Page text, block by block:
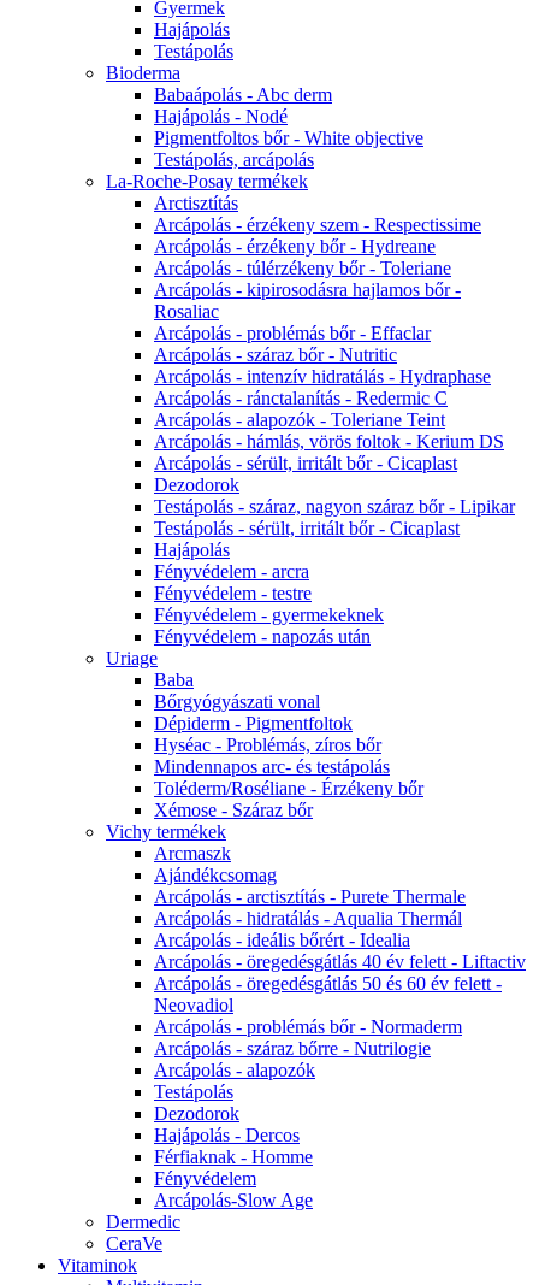
Gyermek
Hajápolás
Testápolás
Bioderma
Babaápolás - Abc derm
Hajápolás - Nodé
Pigmentfoltos bőr - White objective
Testápolás, arcápolás
La-Roche-Posay termékek
Arctisztítás
Arcápolás - érzékeny szem - Respectissime
Arcápolás - érzékeny bőr - Hydreane
Arcápolás - túlérzékeny bőr - Toleriane
Arcápolás - kipirosodásra hajlamos bőr -
Rosaliac
Arcápolás - problémás bőr - Effaclar
Arcápolás - száraz bőr - Nutritic
Arcápolás - intenzív hidratálás - Hydraphase
Arcápolás - ránctalanítás - Redermic C
Arcápolás - alapozók - Toleriane Teint
Arcápolás - hámlás, vörös foltok - Kerium DS
Arcápolás - sérült, irritált bőr - Cicaplast
Dezodorok
Testápolás - száraz, nagyon száraz bőr - Lipikar
Testápolás - sérült, irritált bőr - Cicaplast
Hajápolás
Fényvédelem - arcra
Fényvédelem - testre
Fényvédelem - gyermekeknek
Fényvédelem - napozás után
Uriage
Baba
Bőrgyógyászati vonal
Dépiderm - Pigmentfoltok
Hyséac - Problémás, zíros bőr
Mindennapos arc- és testápolás
Toléderm/Roséliane - Érzékeny bőr
Xémose - Száraz bőr
Vichy termékek
Arcmaszk
Ajándékcsomag
Arcápolás - arctisztítás - Purete Thermale
Arcápolás - hidratálás - Aqualia Thermál
Arcápolás - ideális bőrért - Idealia
Arcápolás - öregedésgátlás 40 év felett - Liftactiv
Arcápolás - öregedésgátlás 50 és 60 év felett -
Neovadiol
Arcápolás - problémás bőr - Normaderm
Arcápolás - száraz bőrre - Nutrilogie
Arcápolás - alapozók
Testápolás
Dezodorok
Hajápolás - Dercos
Férfiaknak - Homme
Fényvédelem
Arcápolás-Slow Age
Dermedic
CeraVe
Vitaminok